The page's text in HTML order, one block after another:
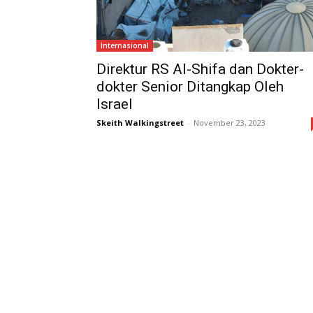
Internasional
Direktur RS Al-Shifa dan Dokter-
dokter Senior Ditangkap Oleh
Israel
Skeith Walkingstreet - November 23, 2023